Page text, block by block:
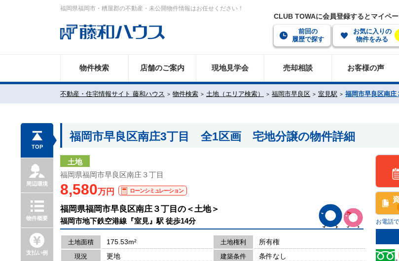
福岡県福岡市・糟屋郡の不動産・未公開物件情報はお任せください！
CLUB TOWAに会員登録するとマイペ
前回の
履歴で探す
お気に入りの
物件をみる
物件検索 店舗のご案内 現地見学会 売却相談 お客様の声
不動産・住宅情報サイト 藤和ハウス 物件検索 土地（エリア検索） 福岡市早良区 室見駅 福岡市早良区南庄
福岡市早良区南庄3丁目 全1区画 宅地分譲の物件詳細
土地
福岡県福岡市早良区南庄３丁目
8,580万円 ローンシミュレーション
福岡県福岡市早良区南庄３丁目の＜土地＞
福岡市地下鉄空港線『室見』駅 徒歩14分
土地面積 175.53m² 土地権利 所有権
現況 更地 建築条件 条件なし
お電話
TOP
周辺環境
物件概要
支払い例